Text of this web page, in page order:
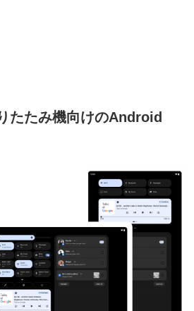
たたみ機向けのAndroid